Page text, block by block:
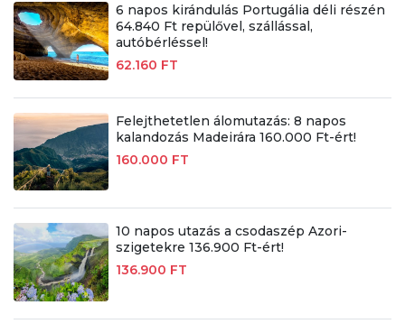
6 napos kirándulás Portugália déli részén
64.840 Ft repülővel, szállással,
autóbérléssel!
62.160 FT
Felejthetetlen álomutazás: 8 napos
kalandozás Madeirára 160.000 Ft-ért!
160.000 FT
10 napos utazás a csodaszép Azori-
szigetekre 136.900 Ft-ért!
136.900 FT